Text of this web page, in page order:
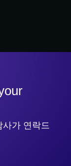
가 연락드